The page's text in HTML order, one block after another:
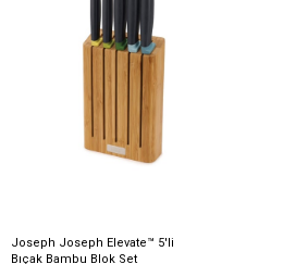
Joseph Joseph Elevate™ 5'li
Bıçak Bambu Blok Set